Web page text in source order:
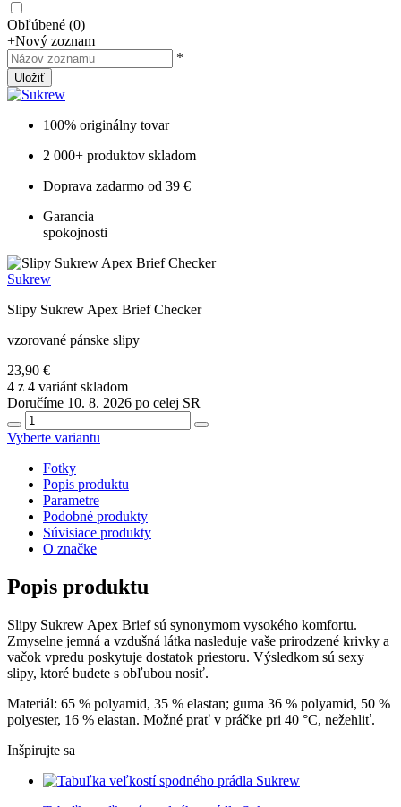
Obľúbené (0)
+Nový zoznam
*
Uložiť
100% originálny tovar
2 000+ produktov skladom
Doprava zadarmo od 39 €
Garancia
spokojnosti
Sukrew
Slipy Sukrew Apex Brief Checker
vzorované pánske slipy
23,90 €
4 z 4 variánt skladom
Doručíme 10. 8. 2026 po celej SR
Vyberte variantu
Fotky
Popis produktu
Parametre
Podobné produkty
Súvisiace produkty
O značke
Popis produktu
Slipy Sukrew Apex Brief sú synonymom vysokého komfortu.
Zmyselne jemná a vzdušná látka nasleduje vaše prirodzené krivky a
vačok vpredu poskytuje dostatok priestoru. Výsledkom sú sexy
slipy, ktoré budete s obľubou nosiť.
Materiál: 65 % polyamid, 35 % elastan; guma 36 % polyamid, 50 %
polyester, 16 % elastan. Možné prať v práčke pri 40 °C, nežehliť.
Inšpirujte sa